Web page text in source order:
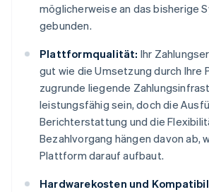
möglicherweise an das bisherige
gebunden.
Plattformqualität: Ihr
gut wie die Umsetzung durch Ihre
zugrunde liegende
leistungsfähig sein, doch die
Berichterstattung und die
Bezahlvorgang hängen davon ab,
Plattform darauf aufbaut.
Hardwarekosten und